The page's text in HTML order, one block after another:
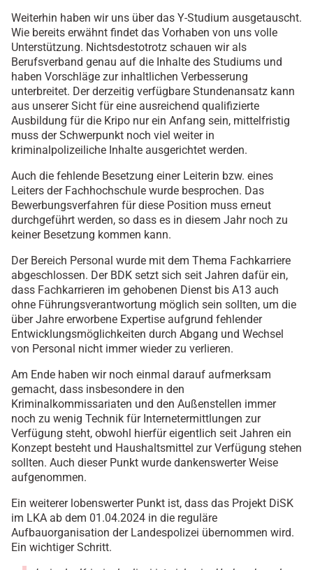
Weiterhin haben wir uns über das Y-Studium ausgetauscht.
Wie bereits erwähnt findet das Vorhaben von uns volle
Unterstützung. Nichtsdestotrotz schauen wir als
Berufsverband genau auf die Inhalte des Studiums und
haben Vorschläge zur inhaltlichen Verbesserung
unterbreitet. Der derzeitig verfügbare Stundenansatz kann
aus unserer Sicht für eine ausreichend qualifizierte
Ausbildung für die Kripo nur ein Anfang sein, mittelfristig
muss der Schwerpunkt noch viel weiter in
kriminalpolizeiliche Inhalte ausgerichtet werden.
Auch die fehlende Besetzung einer Leiterin bzw. eines
Leiters der Fachhochschule wurde besprochen. Das
Bewerbungsverfahren für diese Position muss erneut
durchgeführt werden, so dass es in diesem Jahr noch zu
keiner Besetzung kommen kann.
Der Bereich Personal wurde mit dem Thema Fachkarriere
abgeschlossen. Der BDK setzt sich seit Jahren dafür ein,
dass Fachkarrieren im gehobenen Dienst bis A13 auch
ohne Führungsverantwortung möglich sein sollten, um die
über Jahre erworbene Expertise aufgrund fehlender
Entwicklungsmöglichkeiten durch Abgang und Wechsel
von Personal nicht immer wieder zu verlieren.
Am Ende haben wir noch einmal darauf aufmerksam
gemacht, dass insbesondere in den
Kriminalkommissariaten und den Außenstellen immer
noch zu wenig Technik für Internetermittlungen zur
Verfügung steht, obwohl hierfür eigentlich seit Jahren ein
Konzept besteht und Haushaltsmittel zur Verfügung stehen
sollten. Auch dieser Punkt wurde dankenswerter Weise
aufgenommen.
Ein weiterer lobenswerter Punkt ist, dass das Projekt DiSK
im LKA ab dem 01.04.2024 in die reguläre
Aufbauorganisation der Landespolizei übernommen wird.
Ein wichtiger Schritt.